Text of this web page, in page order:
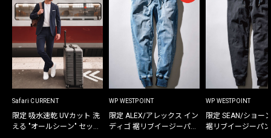
Safari CURRENT
限定 吸水速乾 UVカット 洗
える "オールシーン" セット
WP WESTPOINT
限定 ALEX/アレックス イン
ディゴ 裾リブイージーパン
WP WESTPOINT
限定 SEAN/ショー
裾リブイージーパ